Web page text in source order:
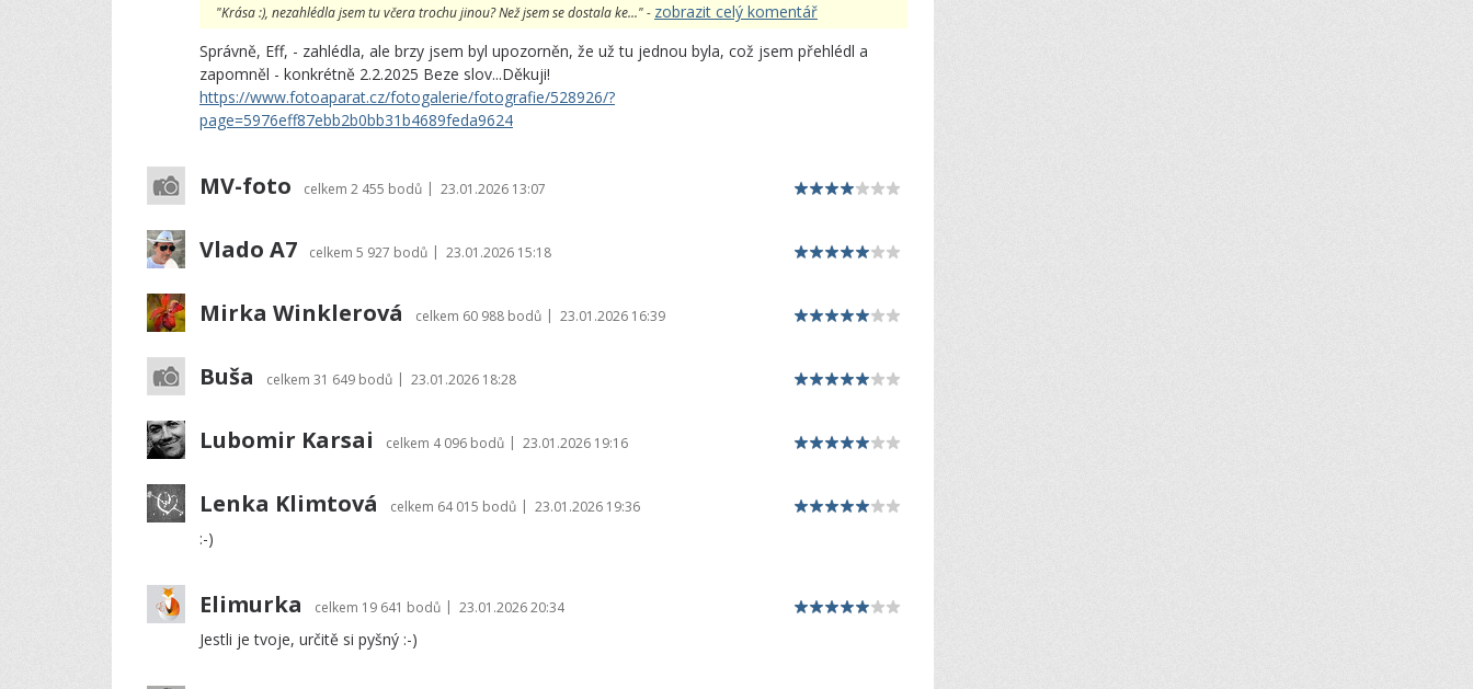
"Krása :), nezahlédla jsem tu včera trochu jinou? Než jsem se dostala ke..." - zobrazit celý komentář
Správně, Eff, - zahlédla, ale brzy jsem byl upozorněn, že už tu jednou byla, což jsem přehlédl a
zapomněl - konkrétně 2.2.2025 Beze slov...Děkuji!
https://www.fotoaparat.cz/fotogalerie/fotografie/528926/?
page=5976eff87ebb2b0bb31b4689feda9624
MV-foto celkem 2 455 bodů | 23.01.2026 13:07
Vlado A7 celkem 5 927 bodů | 23.01.2026 15:18
Mirka Winklerová celkem 60 988 bodů | 23.01.2026 16:39
Buša celkem 31 649 bodů | 23.01.2026 18:28
Lubomir Karsai celkem 4 096 bodů | 23.01.2026 19:16
Lenka Klimtová celkem 64 015 bodů | 23.01.2026 19:36
:-)
Elimurka celkem 19 641 bodů | 23.01.2026 20:34
Jestli je tvoje, určitě si pyšný :-)